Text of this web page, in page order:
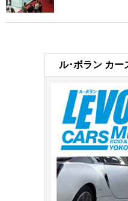
ル･ボラン カー